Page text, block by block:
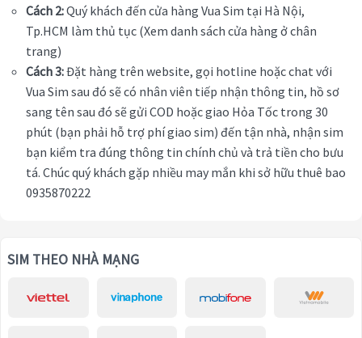
Cách 2:Quý khách đến cửa hàng Vua Sim tại Hà Nội,
Tp.HCM làm thủ tục (Xem danh sách cửa hàng ở chân
trang)
Cách 3:Đặt hàng trên website, gọi hotline hoặc chat với
Vua Sim sau đó sẽ có nhân viên tiếp nhận thông tin, hồ sơ
sang tên sau đó sẽ gửi COD hoặc giao Hỏa Tốc trong 30
phút (bạn phải hỗ trợ phí giao sim) đến tận nhà, nhận sim
bạn kiểm tra đúng thông tin chính chủ và trả tiền cho bưu
tá. Chúc quý khách gặp nhiều may mắn khi sở hữu thuê bao
0935870222
SIM THEO NHÀ MẠNG